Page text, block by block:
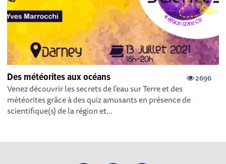
2696
Des météorites aux océans
Venez découvrir les secrets de l'eau sur Terre et des
météorites grâce à des quiz amusants en présence de
scientifique(s) de la région et...